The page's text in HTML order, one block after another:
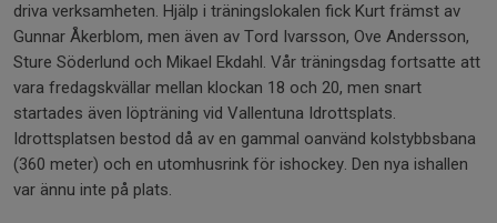
driva verksamheten. Hjälp i träningslokalen fick Kurt främst av
Gunnar Åkerblom, men även av Tord Ivarsson, Ove Andersson,
Sture Söderlund och Mikael Ekdahl. Vår träningsdag fortsatte att
vara fredagskvällar mellan klockan 18 och 20, men snart
startades även löpträning vid Vallentuna Idrottsplats.
Idrottsplatsen bestod då av en gammal oanvänd kolstybbsbana
(360 meter) och en utomhusrink för ishockey. Den nya ishallen
var ännu inte på plats.